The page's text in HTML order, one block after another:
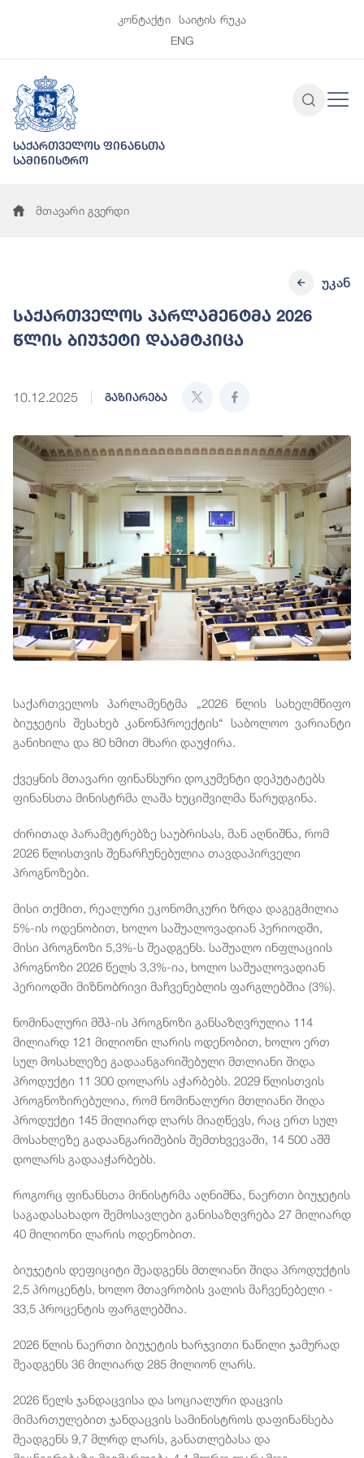
კონტაქტი
საიტის რუკა
ENG
საქართველოს ფინანსთა
სამინისტრო
მთავარი გვერდი
საქართველოს პარლამენტმა 2026
წლის ბიუჯეტი დაამტკიცა
10.12.2025 გაზიარება
უკან
საქართველოს პარლამენტმა „2026 წლის სახელმწიფო
ბიუჯეტის შესახებ კანონპროექტის“ საბოლოო ვარიანტი
განიხილა და 80 ხმით მხარი დაუჭირა.
ქვეყნის მთავარი ფინანსური დოკუმენტი დეპუტატებს
ფინანსთა მინისტრმა ლაშა ხუციშვილმა წარუდგინა.
ძირითად პარამეტრებზე საუბრისას, მან აღნიშნა, რომ
2026 წლისთვის შენარჩუნებულია თავდაპირველი
პროგნოზები.
მისი თქმით, რეალური ეკონომიკური ზრდა დაგეგმილია
5%-ის ოდენობით, ხოლო საშუალოვადიან პერიოდში,
მისი პროგნოზი 5,3%-ს შეადგენს. საშუალო ინფლაციის
პროგნოზი 2026 წელს 3,3%-ია, ხოლო საშუალოვადიან
პერიოდში მიზნობრივი მაჩვენებლის ფარგლებშია (3%).
ნომინალური მშპ-ის პროგნოზი განსაზღვრულია 114
მილიარდ 121 მილიონი ლარის ოდენობით, ხოლო ერთ
სულ მოსახლეზე გადაანგარიშებული მთლიანი შიდა
პროდუქტი 11 300 დოლარს აჭარბებს. 2029 წლისთვის
პროგნოზირებულია, რომ ნომინალური მთლიანი შიდა
პროდუქტი 145 მილიარდ ლარს მიაღწევს, რაც ერთ სულ
მოსახლეზე გადაანგარიშების შემთხვევაში, 14 500 აშშ
დოლარს გადააჭარბებს.
როგორც ფინანსთა მინისტრმა აღნიშნა, ნაერთი ბიუჯეტის
საგადასახადო შემოსავლები განისაზღვრება 27 მილიარდ
40 მილიონი ლარის ოდენობით.
ბიუჯეტის დეფიციტი შეადგენს მთლიანი შიდა პროდუქტის
2,5 პროცენტს, ხოლო მთავრობის ვალის მაჩვენებელი -
33,5 პროცენტის ფარგლებშია.
2026 წლის ნაერთი ბიუჯეტის ხარჯვითი ნაწილი ჯამურად
შეადგენს 36 მილიარდ 285 მილიონ ლარს.
2026 წელს ჯანდაცვისა და სოციალური დაცვის
მიმართულებით ჯანდაცვის სამინისტროს დაფინანსება
შეადგენს 9,7 მლრდ ლარს, განათლებასა და